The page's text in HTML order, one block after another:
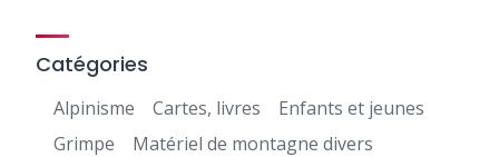
Catégories
Alpinisme Cartes, livres
Enfants et jeunes
Grimpe
Matériel de montagne divers